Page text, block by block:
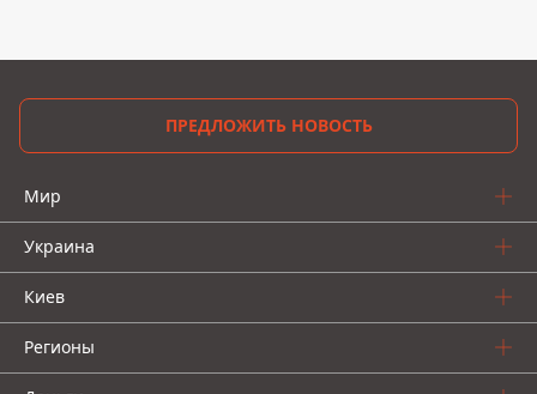
ПРЕДЛОЖИТЬ НОВОСТЬ
Мир
Украина
Киев
Регионы